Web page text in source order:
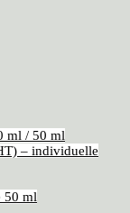
ml / 50 ml
– individuelle
50 ml